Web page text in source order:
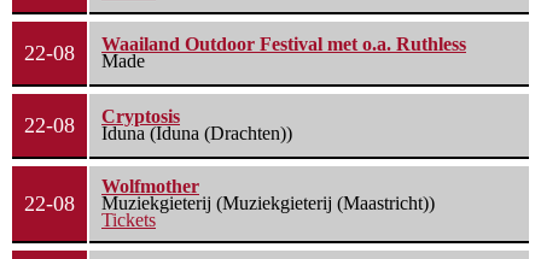
22-08
Waailand Outdoor Festival met o.a. Ruthless
Made
22-08
Cryptosis
Iduna (Iduna (Drachten))
22-08
Wolfmother
Muziekgieterij (Muziekgieterij (Maastricht))
Tickets